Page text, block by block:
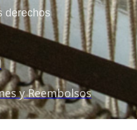
derechos
y Reembolsos